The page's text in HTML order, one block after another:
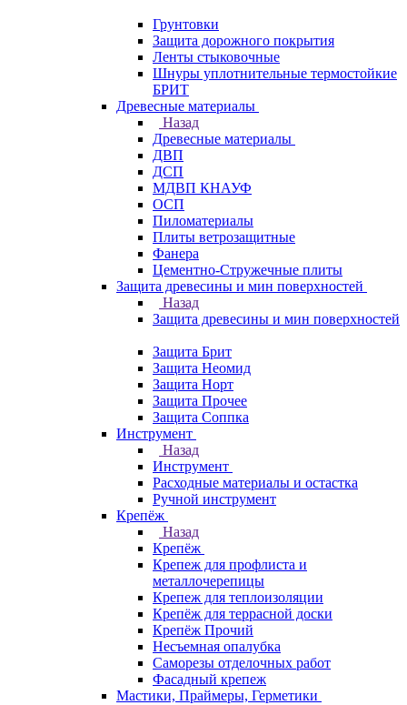
Грунтовки
Защита дорожного покрытия
Ленты стыковочные
Шнуры уплотнительные термостойкие
БРИТ
Древесные материалы
Назад
Древесные материалы
ДВП
ДСП
МДВП КНАУФ
ОСП
Пиломатериалы
Плиты ветрозащитные
Фанера
Цементно-Стружечные плиты
Защита древесины и мин поверхностей
Назад
Защита древесины и мин поверхностей
Защита Брит
Защита Неомид
Защита Норт
Защита Прочее
Защита Соппка
Инструмент
Назад
Инструмент
Расходные материалы и остастка
Ручной инструмент
Крепёж
Назад
Крепёж
Крепеж для профлиста и
металлочерепицы
Крепеж для теплоизоляции
Крепёж для террасной доски
Крепёж Прочий
Несъемная опалубка
Саморезы отделочных работ
Фасадный крепеж
Мастики, Праймеры, Герметики